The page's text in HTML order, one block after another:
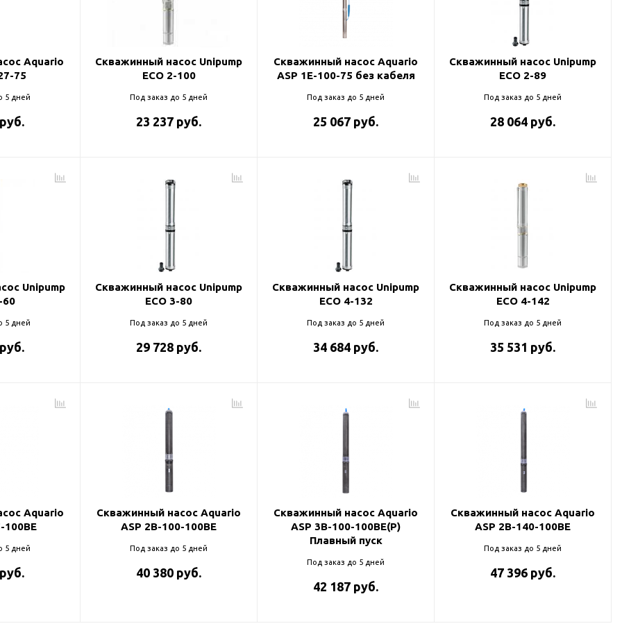
Aquario
75
5 дней
Скважинный насос Unipump
ECO 2-100
Под заказ до 5 дней
23 237 руб.
Скважинный насос Aquario
ASP 1E-100-75 без кабеля
Под заказ до 5 дней
25 067 руб.
Скважинный насос Unipump
ECO 2-89
Под заказ до 5 дней
28 064 руб.
Unipump
60
5 дней
Скважинный насос Unipump
ECO 3-80
Под заказ до 5 дней
29 728 руб.
Скважинный насос Unipump
ECO 4-132
Под заказ до 5 дней
34 684 руб.
Скважинный насос Unipump
ECO 4-142
Под заказ до 5 дней
35 531 руб.
Aquario
100BE
5 дней
Скважинный насос Aquario
ASP 2B-100-100BE
Под заказ до 5 дней
40 380 руб.
Скважинный насос Aquario
ASP 3B-100-100BE(P)
Плавный пуск
Под заказ до 5 дней
42 187 руб.
Скважинный насос Aquario
ASP 2B-140-100BE
Под заказ до 5 дней
47 396 руб.